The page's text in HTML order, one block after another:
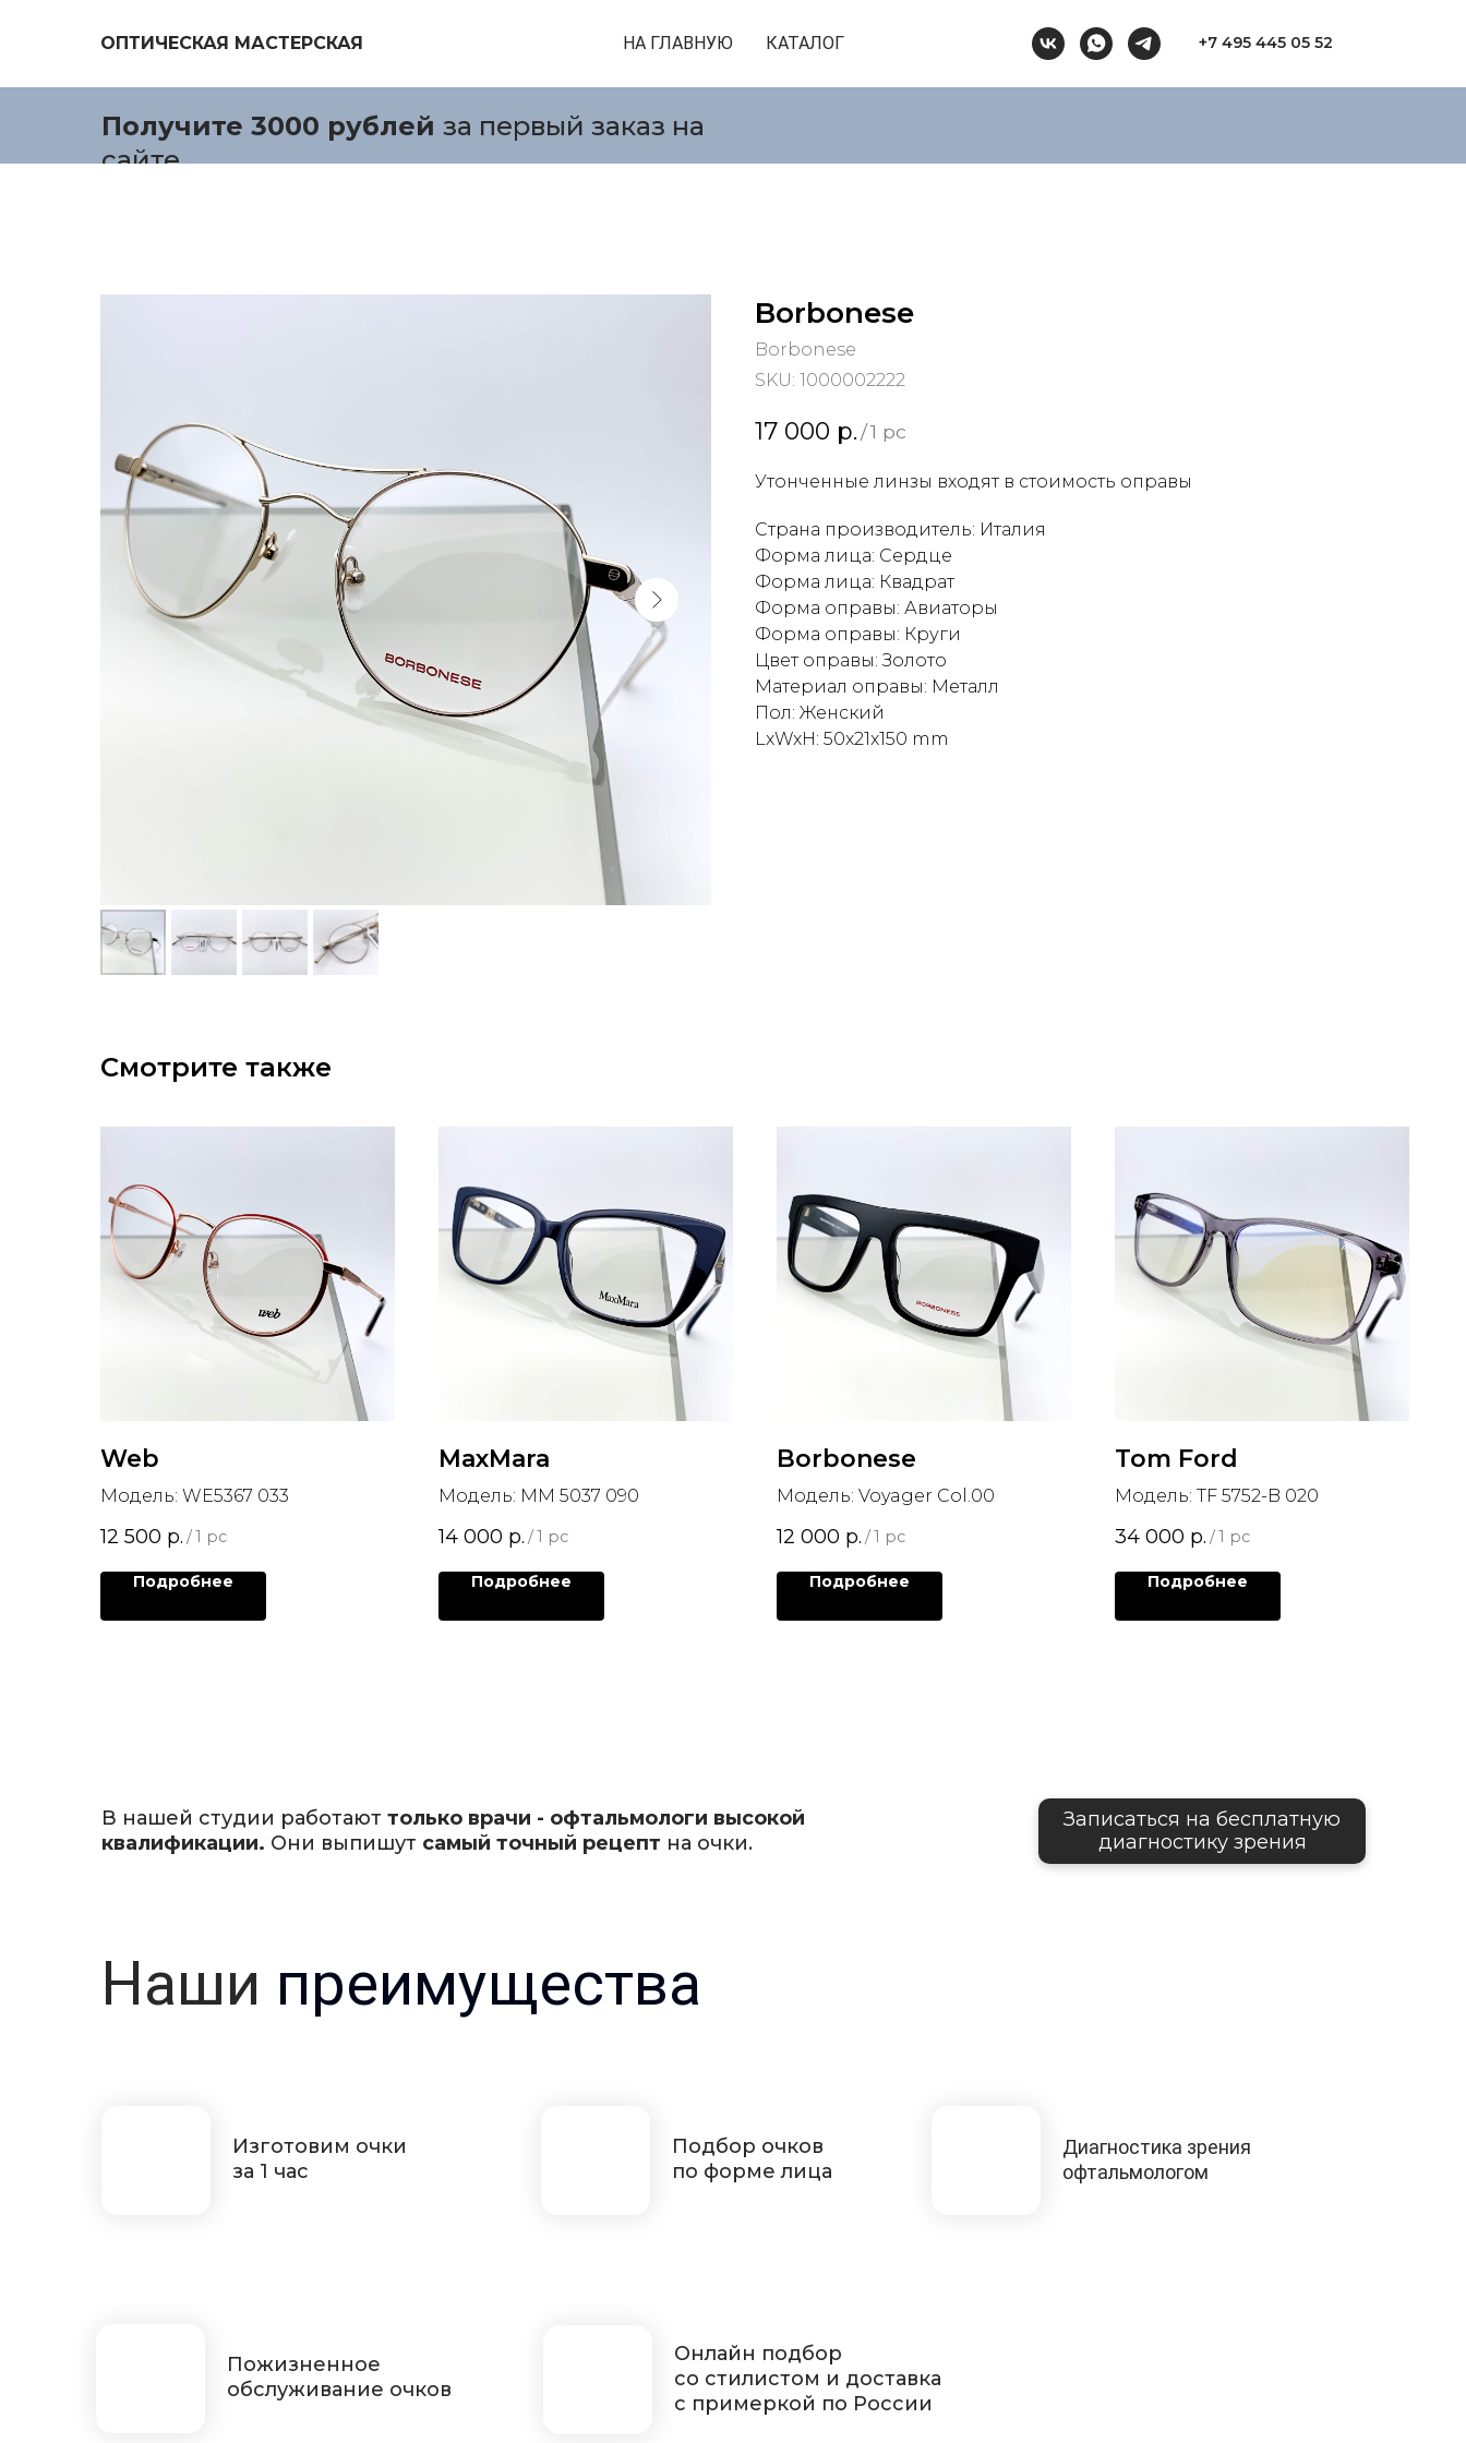
ОПТИЧЕСКАЯ МАСТЕРСКАЯ НА ГЛАВНУЮ КАТАЛОГ +7 495 445 05 52
Получите 3000 рублей за первый заказ на
сайте.
Borbonese
Borbonese
SKU: 1000002222
17 000 р. /1 pc
Утонченные линзы входят в стоимость оправы
Страна производитель: Италия
Форма лица: Сердце
Форма лица: Квадрат
Форма оправы: Авиаторы
Форма оправы: Круги
Цвет оправы: Золото
Материал оправы: Металл
Пол: Женский
LxWxH: 50x21x150 mm
Смотрите также
Web
Модель: WE5367 033
12 500 р. /1 pc
Подробнее
MaxMara
Модель: MM 5037 090
14 000 р. /1 pc
Подробнее
Borbonese
Модель: Voyager Col.00
12 000 р. /1 pc
Подробнее
Tom Ford
Модель: TF 5752-B 020
34 000 р. /1 pc
Подробнее
В нашей студии работают только врачи - офтальмологи высокой
квалификации. Они выпишут самый точный рецепт на очки.
Записаться на бесплатную
диагностику зрения
Наши преимущества
Изготовим очки
за 1 час
Подбор очков
по форме лица
Пожизненное
обслуживание очков
Онлайн подбор
со стилистом и доставка
с примеркой по России
Диагностика зрения
офтальмологом